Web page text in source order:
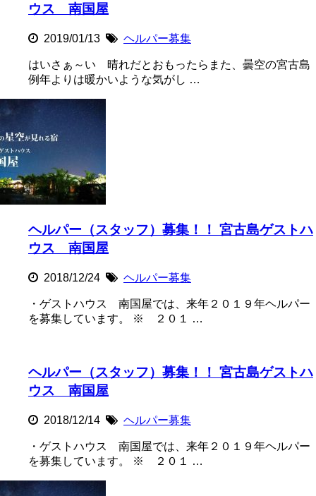
ウス 南国屋
2019/01/13 ヘルパー募集
はいさぁ～い 晴れだとおもったらまた、曇空の宮古島
例年よりは暖かいような気がし …
ヘルパー（スタッフ）募集！！ 宮古島ゲストハ
ウス 南国屋
2018/12/24 ヘルパー募集
・ゲストハウス 南国屋では、来年２０１９年ヘルパー
を募集しています。 ※ ２０１ …
ヘルパー（スタッフ）募集！！ 宮古島ゲストハ
ウス 南国屋
2018/12/14 ヘルパー募集
・ゲストハウス 南国屋では、来年２０１９年ヘルパー
を募集しています。 ※ ２０１ …